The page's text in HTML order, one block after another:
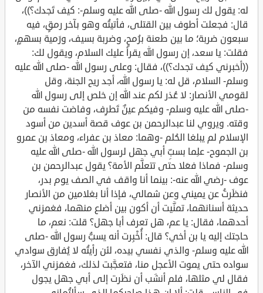
له: يقول لك رسول الله -صلى الله عليه وسلم-: كيف تَجدك؟))،
قال: فجعلت أطوف بين القتلى، فأتيتُه وهو بآخر رمقٍ، فيه
سبعون ضربة؛ ما بين طعنة برُمحٍ، وضربة بسيف، ورَمية بسهمٍ،
فقلت: يا سعد، إن رسول الله يقرأ عليك السلام، ويقول لك:
((أخبرني كيف تجدك؟))، فقال: وعلى رسول الله -صلى الله عليه
وسلم- السلام، قل له: يا رسول الله، أجد ريح الجنة، وقل
لقومي الأنصار: لا عُذر لكم عند الله إن خلص إلى رسول الله
-صلى الله عليه وسلم- وفيكم عينٌ تَطرِف، وفاضت نفسه من
وقته. ويروي لنا عبدالرحمن بن عوف قصة أسدين من أسود
الإسلام لم يبلغا الحُلم -وهما: معاذ بن عفراء، ومعاذ بن عمرو
بن الجموح- علِما بسبِّ أبي جهل لرسول الله -صلى الله عليه
وسلم- فماذا فعَلا حتى تتعلَّم الأمة؟ يقول عبدالرحمن بن
عوف -رضي الله عنه-: بينما أنا واقف في الصف يوم بدر،
فنظَرتُ عن يميني وعن شمالي، فإذا أنا بغلامين من الأنصار
حديثة أسنانهما، تمنَّيت أن أكون بين أضلع منهما، فغمزني
أحدهما، فقال: يا عم، هل تعرف أبا جهل؟ قلت: نعم، ما
حاجتك إليه يا بن أخي؟ قال: أُخْبِرت أنه يسبُّ رسول الله -صلى
الله عليه وسلم- والذي نفسي بيده، لئن رأيتُه لا يُفارق سوادي
سواده حتى يموت الأعجل منا، فتعجَّبت لذلك، فغمَزني الآخر،
فقال لي مثلها، فلم أنشَب أن نظَرت إلى أبي جهل يجول